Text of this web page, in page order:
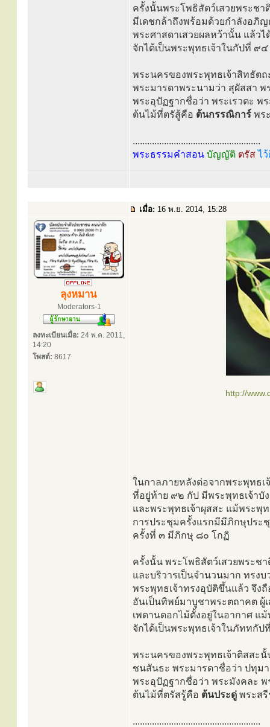
ครั้งนั้นพระโพธิสัตว์เสวยพระชา
มีเดชกล้าถึงพร้อมด้วยกำลังอภิ
พระศาสดาเสวยผลหว้านั้น แล้ว
จักได้เป็นพระพุทธเจ้าในกัปที่ ๙๔
พระนครของพระพุทธเจ้าสิทธัตถ
พระมารดาพระนามว่า สุผัสสา
พระอุปัฏฐากชื่อว่า พระเรวตะ พ
ต้นไม้ที่ตรัสู้คือ ต้นกรรณิการ์ พร
.....................................................
พระธรรมคำสอน บัญญัติ ตรัสไ
เมื่อ: 16 พ.ย. 2014, 15:28
ลุงหมาน
Moderators-1
ลงทะเบียนเมื่อ: 24 พ.ค. 2011,
14:20
โพสต์: 8617
http://
ในกาลภายหลังต่อจากพระพุทธ
ที่อยู่ท้าย ๙๒ กัป มีพระพุทธเจ้าบั
และพระพุทธเจ้าผุสสะ แม้พระพุ
การประชุมครั้งแรกมีมีภิกษุประ
ครั้งที่ ๓ มีภิกษุ ๘๐ โกฏิ
ครั้งนั้น พระโพธิสัตว์เสวยพระช
และบริวารเป็นจำนวนมาก ทรง
พระพุทธเจ้าทรงอุบัติขึ้นแล้ว จึ
อันเป็นทิพย์มาบูชาพระตถาคต ผู้
เพดานดอกไม้ตั้งอยู่ในอากาศ แ
จักได้เป็นพระพุทธเจ้าในภัททกั
พระนครของพระพุทธเจ้าติสสะ
ชนสันธะ พระมารดาชื่อว่า ปทุม
พระอุปัฏฐากชื่อว่า พระมังคละ พ
ต้นไม้ที่ตรัสรู้คือ ต้นประดู่ พระส
.....................................................